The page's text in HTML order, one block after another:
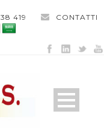
419 CONTATTI